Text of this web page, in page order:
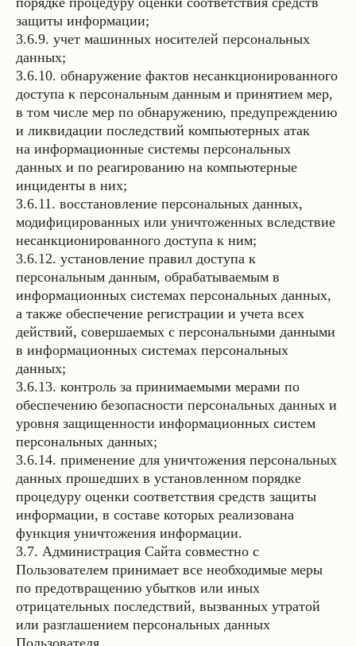
защиты информации;
3.6.9. учет машинных носителей персональных
данных;
3.6.10. обнаружение фактов несанкционированного
доступа к персональным данным и принятием мер,
в том числе мер по обнаружению, предупреждению
и ликвидации последствий компьютерных атак
на информационные системы персональных
данных и по реагированию на компьютерные
инциденты в них;
3.6.11. восстановление персональных данных,
модифицированных или уничтоженных вследствие
несанкционированного доступа к ним;
3.6.12. установление правил доступа к
персональным данным, обрабатываемым в
информационных системах персональных данных,
а также обеспечение регистрации и учета всех
действий, совершаемых с персональными данными
в информационных системах персональных
данных;
3.6.13. контроль за принимаемыми мерами по
обеспечению безопасности персональных данных и
уровня защищенности информационных систем
персональных данных;
3.6.14. применение для уничтожения персональных
данных прошедших в установленном порядке
процедуру оценки соответствия средств защиты
информации, в составе которых реализована
функция уничтожения информации.
3.7. Администрация Сайта совместно с
Пользователем принимает все необходимые меры
по предотвращению убытков или иных
отрицательных последствий, вызванных утратой
или разглашением персональных данных
Пользователя.